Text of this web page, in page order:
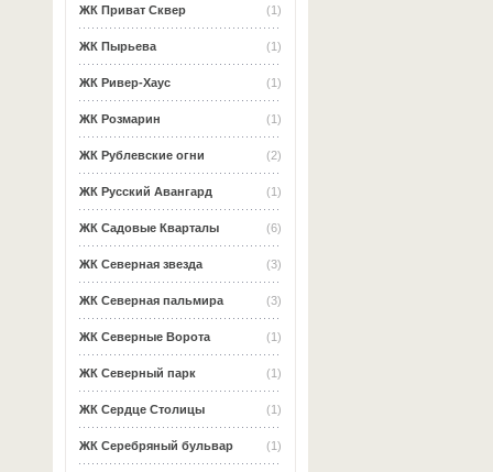
(1)
ЖК Приват Сквер
(1)
ЖК Пырьева
(1)
ЖК Ривер-Хаус
(1)
ЖК Розмарин
(2)
ЖК Рублевские огни
(1)
ЖК Русский Авангард
(6)
ЖК Садовые Кварталы
(3)
ЖК Северная звезда
(3)
ЖК Северная пальмира
(1)
ЖК Северные Ворота
(1)
ЖК Северный парк
(1)
ЖК Сердце Столицы
(1)
ЖК Серебряный бульвар